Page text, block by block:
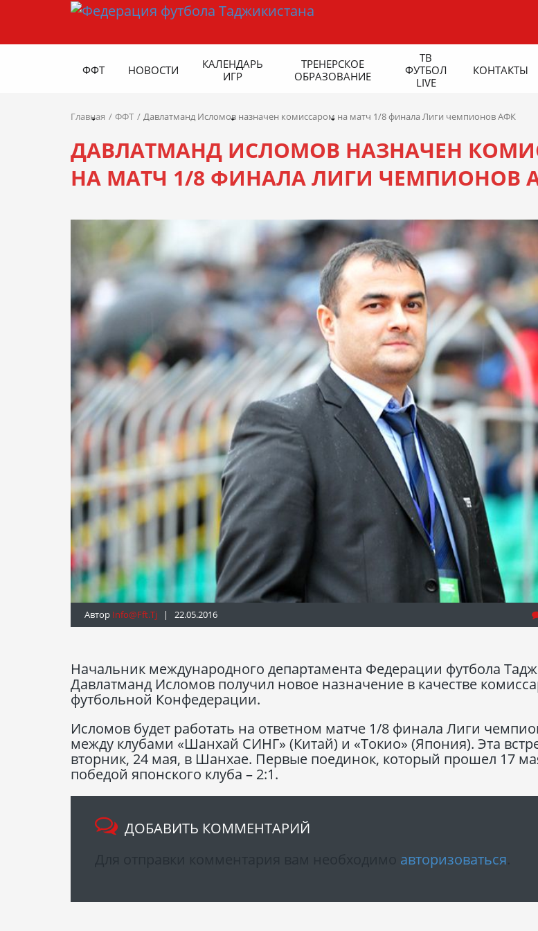
ФФТ НОВОСТИ
КАЛЕНДАРЬ
ИГР
ТРЕНЕРСКОЕ
ОБРАЗОВАНИЕ
ТВ
ФУТБОЛ
LIVE
КОНТАКТЫ
Главная ФФТ Давлатманд Исломов назначен комиссаром на матч 1/8 финала Лиги чемпионов АФК
ДАВЛАТМАНД ИСЛОМОВ НАЗНАЧЕН
НА МАТЧ 1/8 ФИНАЛА ЛИГИ ЧЕМПИОНОВ
Автор Info@fft.tj | 22.05.2016
Начальник международного департамента Федерации футбола
Давлатманд Исломов получил новое назначение в качестве
футбольной Конфедерации.
Исломов будет работать на ответном матче 1/8 финала Лиги
между клубами «Шанхай СИНГ» (Китай) и «Токио» (Япония). Эта
вторник, 24 мая, в Шанхае. Первые поединок, который прошел 17
победой японского клуба – 2:1.
ДОБАВИТЬ КОММЕНТАРИЙ
авторизоваться